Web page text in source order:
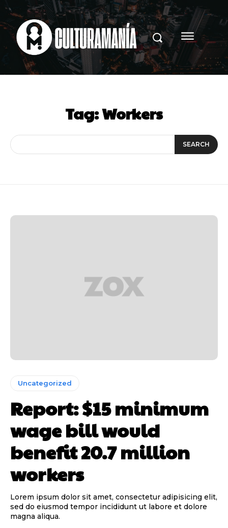
Tag:Workers
SEARCH
Uncategorized
Report: $15 minimum
wage bill would
benefit 20.7 million
workers
Lorem ipsum dolor sit amet, consectetur adipisicing elit,
sed do eiusmod tempor incididunt ut labore et dolore
magna aliqua.